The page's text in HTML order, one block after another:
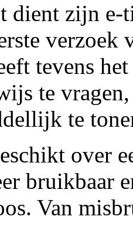
dient zijn
verzoek
tevens
te
te
over
bruikbaar
Van